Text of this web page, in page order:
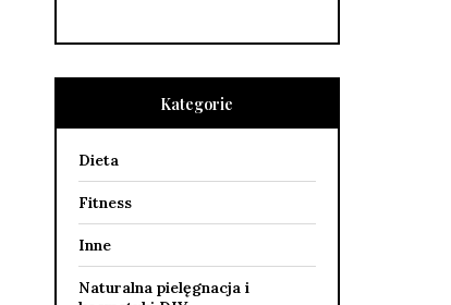
Kategorie
Dieta
Fitness
Inne
Naturalna pielęgnacja i